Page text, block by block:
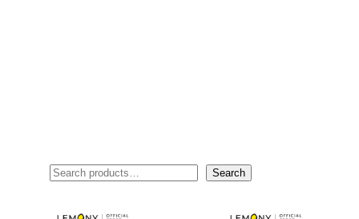
Search